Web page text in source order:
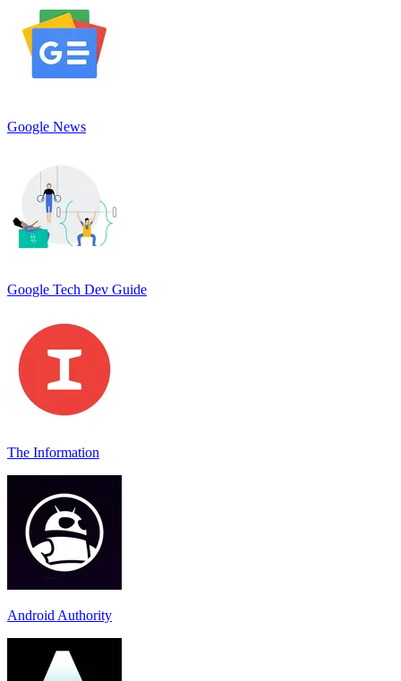
Google News
Google Tech Dev Guide
The Information
Android Authority